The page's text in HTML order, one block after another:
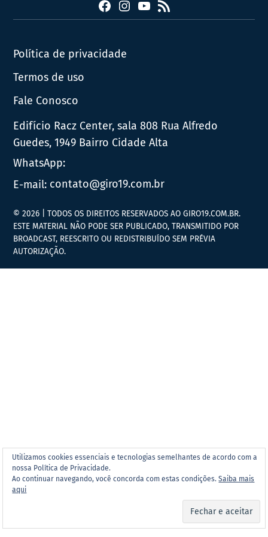
FacebookInstagram
YouTube
RSS
Política de privacidade
Termos de uso
Fale Conosco
Edifício Racz Center, sala 808 Rua Alfredo
Guedes, 1949 Bairro Cidade Alta
WhatsApp:
E-mail: contato@giro19.com.br
Utilizamos cookies essenciais e tecnologias semelhantes de acordo com a
nossa Política de Privacidade.
Ao continuar navegando, você concorda com estas condições.Saiba mais
aqui
© 2026 | TODOS OS DIREITOS RESERVADOS AO GIRO19.COM.BR.
ESTE MATERIAL NÃO PODE SER PUBLICADO, TRANSMITIDO POR
BROADCAST, REESCRITO OU REDISTRIBUÍDO SEM PRÉVIA
AUTORIZAÇÃO.